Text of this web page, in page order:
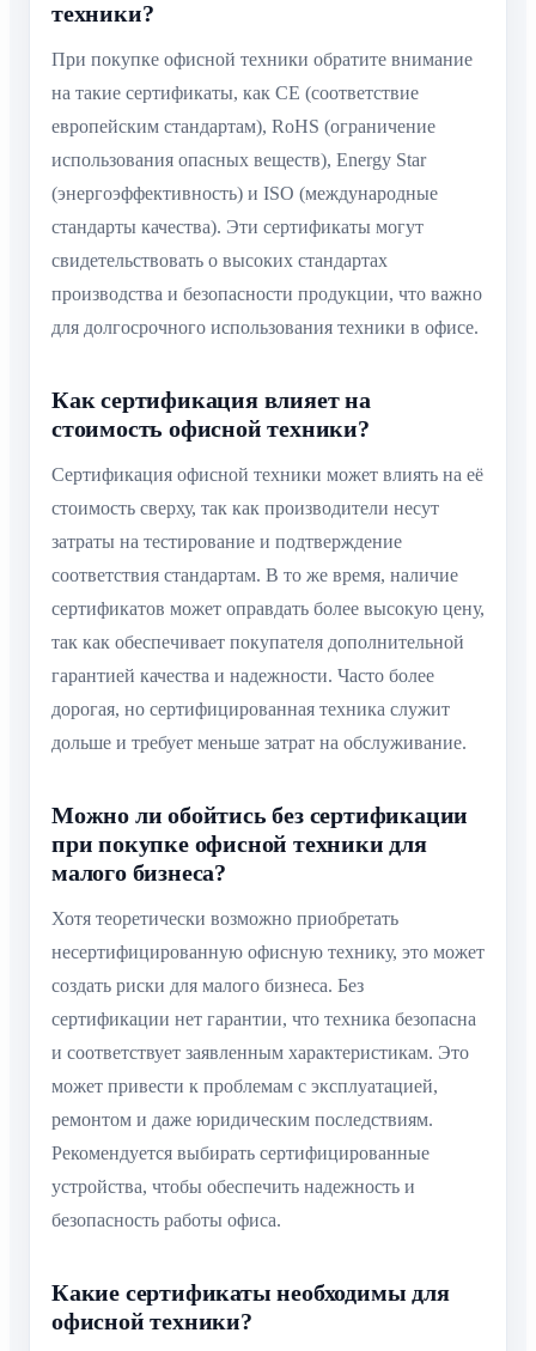
техники?
При покупке офисной техники обратите внимание
на такие сертификаты, как CE (соответствие
европейским стандартам), RoHS (ограничение
использования опасных веществ), Energy Star
(энергоэффективность) и ISO (международные
стандарты качества). Эти сертификаты могут
свидетельствовать о высоких стандартах
производства и безопасности продукции, что важно
для долгосрочного использования техники в офисе.
Как сертификация влияет на
стоимость офисной техники?
Сертификация офисной техники может влиять на её
стоимость сверху, так как производители несут
затраты на тестирование и подтверждение
соответствия стандартам. В то же время, наличие
сертификатов может оправдать более высокую цену,
так как обеспечивает покупателя дополнительной
гарантией качества и надежности. Часто более
дорогая, но сертифицированная техника служит
дольше и требует меньше затрат на обслуживание.
Можно ли обойтись без сертификации
при покупке офисной техники для
малого бизнеса?
Хотя теоретически возможно приобретать
несертифицированную офисную технику, это может
создать риски для малого бизнеса. Без
сертификации нет гарантии, что техника безопасна
и соответствует заявленным характеристикам. Это
может привести к проблемам с эксплуатацией,
ремонтом и даже юридическим последствиям.
Рекомендуется выбирать сертифицированные
устройства, чтобы обеспечить надежность и
безопасность работы офиса.
Какие сертификаты необходимы для
офисной техники?